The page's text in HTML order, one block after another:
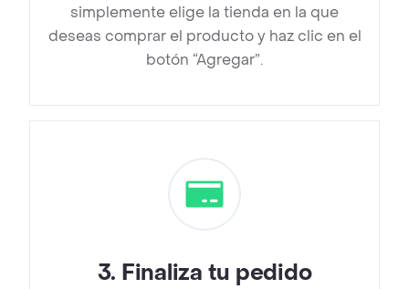
simplemente elige la tienda en la que
deseas comprar el producto y haz clic en el
botón “Agregar”.
3. Finaliza tu pedido